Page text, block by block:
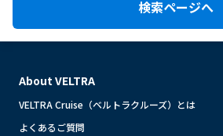
検索ページへ
About VELTRA
VELTRA Cruise（ベルトラクルーズ）とは
よくあるご質問